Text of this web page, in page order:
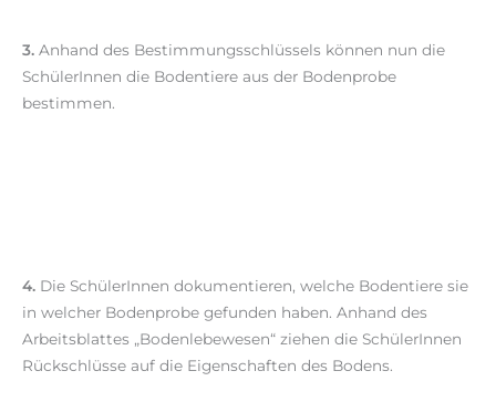
3. Anhand des Bestimmungsschlüssels können nun die
SchülerInnen die Bodentiere aus der Bodenprobe
bestimmen.
4. Die SchülerInnen dokumentieren, welche Bodentiere sie
in welcher Bodenprobe gefunden haben. Anhand des
Arbeitsblattes „Bodenlebewesen“ ziehen die SchülerInnen
Rückschlüsse auf die Eigenschaften des Bodens.